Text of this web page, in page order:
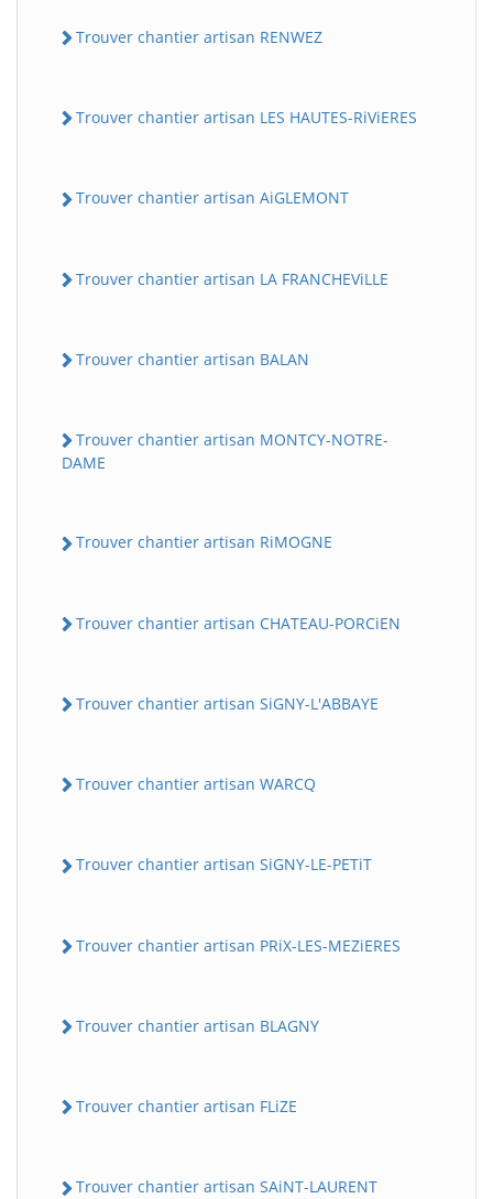
Trouver chantier artisan RENWEZ
Trouver chantier artisan LES HAUTES-RiViERES
Trouver chantier artisan AiGLEMONT
Trouver chantier artisan LA FRANCHEViLLE
Trouver chantier artisan BALAN
Trouver chantier artisan MONTCY-NOTRE-
DAME
Trouver chantier artisan RiMOGNE
Trouver chantier artisan CHATEAU-PORCiEN
Trouver chantier artisan SiGNY-L'ABBAYE
Trouver chantier artisan WARCQ
Trouver chantier artisan SiGNY-LE-PETiT
Trouver chantier artisan PRiX-LES-MEZiERES
Trouver chantier artisan BLAGNY
Trouver chantier artisan FLiZE
Trouver chantier artisan SAiNT-LAURENT